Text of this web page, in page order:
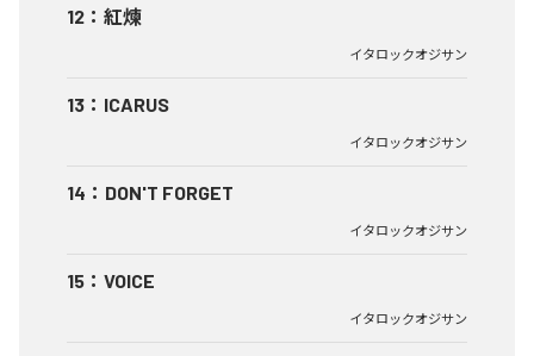
12 ： 紅煉
イタロックオジサン
13 ： ICARUS
イタロックオジサン
14 ： DON'T FORGET
イタロックオジサン
15 ： VOICE
イタロックオジサン